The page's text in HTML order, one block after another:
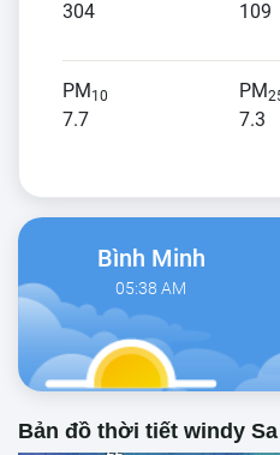
304
109
PM10
7.7
PM
7.3
Bình Minh
05:38 AM
Bản đồ thời tiết windy Sa